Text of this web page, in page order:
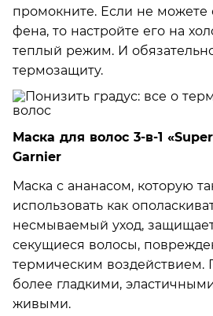
промокните. Если не можете
фена, то настройте его на
теплый режим. И
термозащиту.
Маска для волос 3-в-1
Garnier
Маска с ананасом, которую
использовать как
несмываемый уход,
секущиеся волосы,
термическим воздействием.
более гладкими,
живыми.